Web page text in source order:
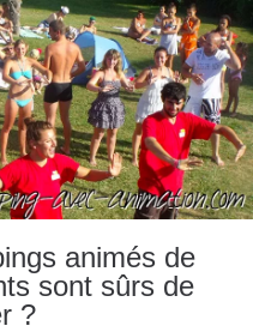
animés de
sont sûrs de
?